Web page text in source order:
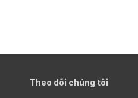
Theo dõi chúng tôi